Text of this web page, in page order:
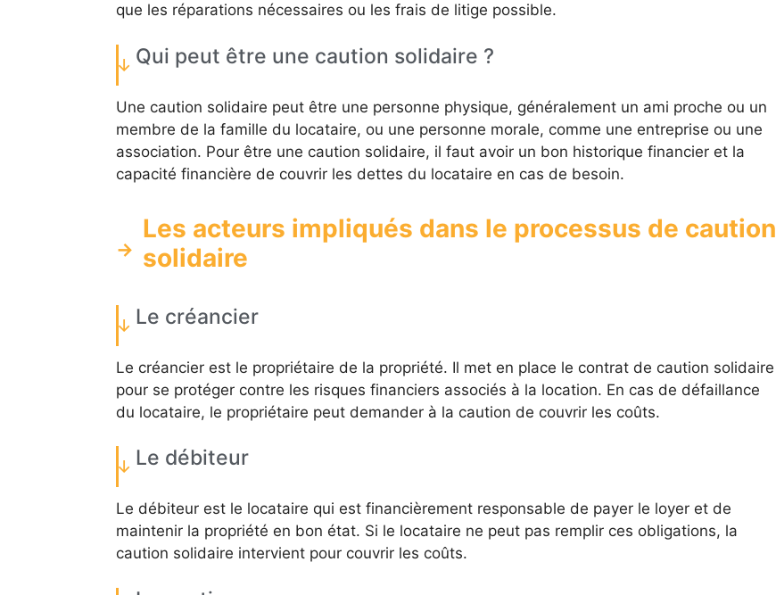
que les réparations nécessaires ou les frais de litige possible.
Qui peut être une caution solidaire ?
Une caution solidaire peut être une personne physique, généralement un ami proche ou un
membre de la famille du locataire, ou une personne morale, comme une entreprise ou une
association. Pour être une caution solidaire, il faut avoir un bon historique financier et la
capacité financière de couvrir les dettes du locataire en cas de besoin.
Les acteurs impliqués dans le processus de caution
solidaire
Le créancier
Le créancier est le propriétaire de la propriété. Il met en place le contrat de caution solidaire
pour se protéger contre les risques financiers associés à la location. En cas de défaillance
du locataire, le propriétaire peut demander à la caution de couvrir les coûts.
Le débiteur
Le débiteur est le locataire qui est financièrement responsable de payer le loyer et de
maintenir la propriété en bon état. Si le locataire ne peut pas remplir ces obligations, la
caution solidaire intervient pour couvrir les coûts.